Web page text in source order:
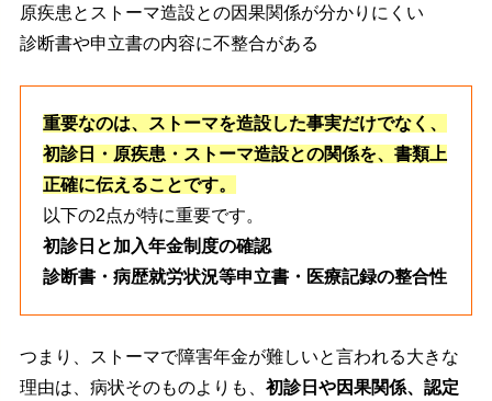
原疾患とストーマ造設との因果関係が分かりにくい
診断書や申立書の内容に不整合がある
重要なのは、ストーマを造設した事実だけでなく、
初診日・原疾患・ストーマ造設との関係を、書類上
正確に伝えることです。
以下の2点が特に重要です。
初診日と加入年金制度の確認
診断書・病歴就労状況等申立書・医療記録の整合性
つまり、ストーマで障害年金が難しいと言われる大きな
理由は、病状そのものよりも、 初診日や因果関係、認定